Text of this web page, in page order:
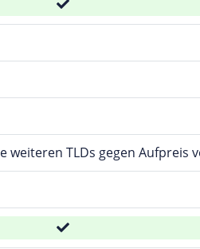
weiteren TLDs gegen Aufpreis